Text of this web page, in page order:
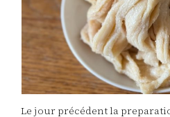
Le jour précédent la